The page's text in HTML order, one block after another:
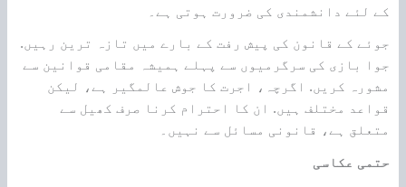
کے لئے دانشمندی کی ضرورت ہوتی ہے۔
جوئے کے قانون کی پیش رفت کے بارے میں تازہ ترین رہیں.
جوا بازی کی سرگرمیوں سے پہلے ہمیشہ مقامی قوانین سے
مشورہ کریں. اگرچہ، اجرت کا جوش عالمگیر ہے، لیکن
قواعد مختلف ہیں. ان کا احترام کرنا صرف کھیل سے
متعلق ہے، قانونی مسائل سے نہیں۔
حتمی عکاسی